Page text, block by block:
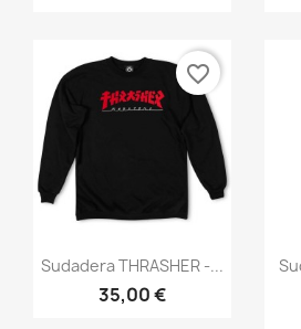
Vista rápida
Sudadera THRASHER -...
35,00 €
favorite_border